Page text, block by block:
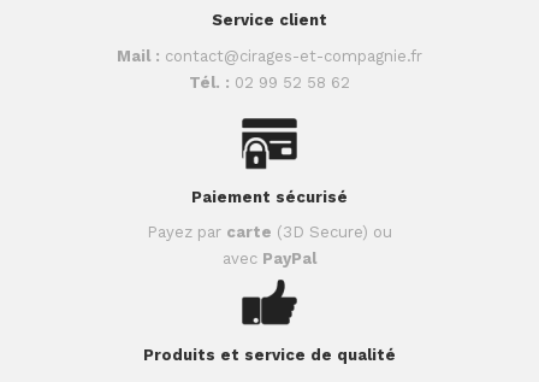
Service client
Mail : contact@cirages-et-compagnie.fr
Tél. : 02 99 52 58 62
Paiement sécurisé
Payez par carte (3D Secure) ou
avec PayPal
Produits et service de qualité